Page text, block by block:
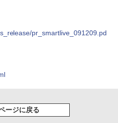
pr_smartlive_091209.pd
ージに戻る